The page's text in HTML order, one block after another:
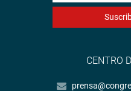
CENTRO